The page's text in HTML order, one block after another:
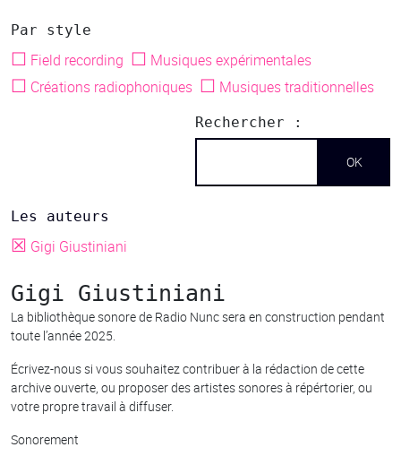
Par style
☐ Field recording ☐ Musiques expérimentales
☐ Créations radiophoniques ☐ Musiques traditionnelles
Rechercher :
Les auteurs
☒ Gigi Giustiniani
Gigi Giustiniani
La bibliothèque sonore de Radio Nunc sera en construction pendant
toute l’année 2025.
Écrivez-nous si vous souhaitez contribuer à la rédaction de cette
archive ouverte, ou proposer des artistes sonores à répértorier, ou
votre propre travail à diffuser.
Sonorement